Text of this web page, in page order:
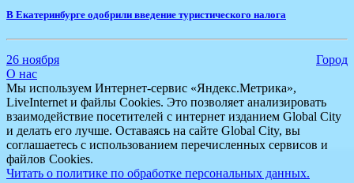
В Екатеринбурге одобрили введение туристического налога
26 ноября
Город
О нас
Мы используем Интернет-сервис «Яндекс.Метрика»,
LiveInternet и файлы Cookies. Это позволяет анализировать
взаимодействие посетителей с интернет изданием Global City
и делать его лучше. Оставаясь на сайте Global City, вы
соглашаетесь с использованием перечисленных сервисов и
файлов Cookies.
Читать о политике по обработке персональных данных.